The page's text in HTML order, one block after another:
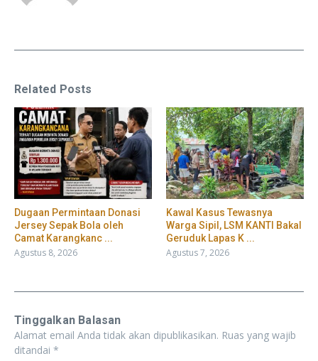
Related Posts
‎Dugaan Permintaan Donasi
Jersey Sepak Bola oleh
Camat Karangkanc ...
Agustus 8, 2026
Kawal Kasus Tewasnya
Warga Sipil, LSM KANTI Bakal
Geruduk Lapas K ...
Agustus 7, 2026
Tinggalkan Balasan
Alamat email Anda tidak akan dipublikasikan. Ruas yang wajib
ditandai *